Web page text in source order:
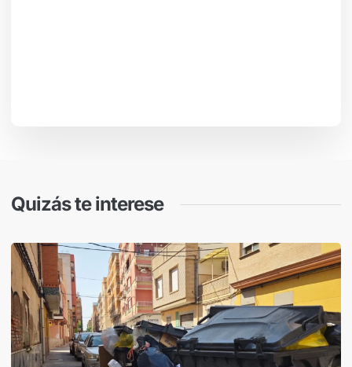
Quizás te interese